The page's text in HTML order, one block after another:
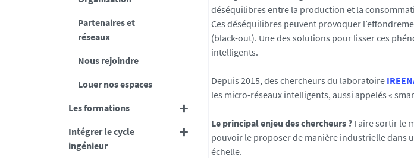
Partenaires et
réseaux
Nous rejoindre
Louer nos espaces
Les formations
Intégrer le cycle
ingénieur
déséquilibres entre la production et la
Ces déséquilibres peuvent provoquer
(black-out). Une des solutions pour lisser ces
intelligents.
Depuis 2015, des chercheurs du laboratoire
les micro-réseaux intelligents, aussi appelés «
Le principal enjeu des chercheurs ? Faire sortir le
pouvoir le proposer de manière industrielle dans
échelle.